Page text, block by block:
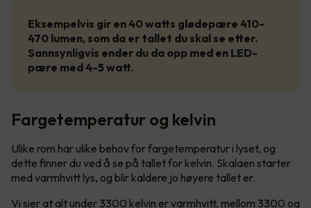
Eksempelvis gir en 40 watts glødepære 410-
470 lumen, som da er tallet du skal se etter.
Sannsynligvis ender du da opp med en LED-
pære med 4-5 watt.
Fargetemperatur og kelvin
Ulike rom har ulike behov for fargetemperatur i lyset, og
dette finner du ved å se på tallet for kelvin. Skalaen starter
med varmhvitt lys, og blir kaldere jo høyere tallet er.
Vi sier at alt under 3300 kelvin er varmhvitt, mellom 3300 og